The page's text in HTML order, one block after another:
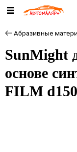
Абразивные
SunMight
основе
FILM